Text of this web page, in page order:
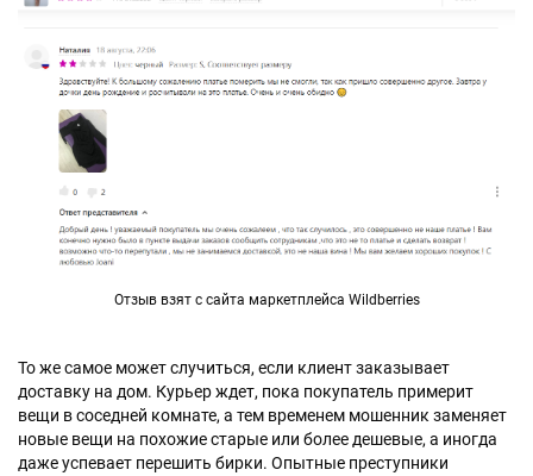
Отзыв взят с сайта маркетплейса Wildberries
То же самое может случиться, если клиент заказывает
доставку на дом. Курьер ждет, пока покупатель примерит
вещи в соседней комнате, а тем временем мошенник заменяет
новые вещи на похожие старые или более дешевые, а иногда
даже успевает перешить бирки. Опытные преступники